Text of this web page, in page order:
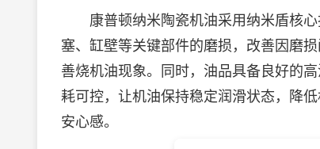
康普顿纳米陶瓷机油采用纳米盾核心
塞、缸壁等关键部件的磨损，改善因磨
善烧机油现象。同时，油品具备良好的
耗可控，让机油保持稳定润滑状态，降
安心感。